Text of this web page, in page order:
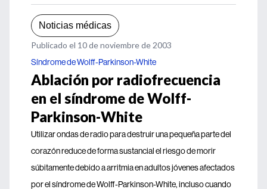
Noticias médicas
Publicado el 10 de noviembre de 2003
Síndrome de Wolff-Parkinson-White
Ablación por radiofrecuencia
en el síndrome de Wolff-
Parkinson-White
Utilizar ondas de radio para destruir una pequeña parte del
corazón reduce de forma sustancial el riesgo de morir
súbitamente debido a arritmia en adultos jóvenes afectados
por el síndrome de Wolff-Parkinson-White, incluso cuando